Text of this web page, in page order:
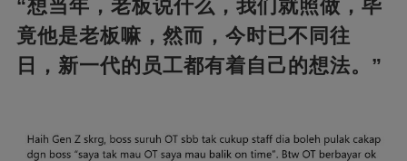
“想当年，老板说什么，我们就照做，毕
竟他是老板嘛，然而，今时已不同往
日，新一代的员工都有着自己的想法。”